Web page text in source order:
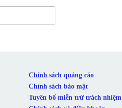
Chính sách quảng cáo
Chính sách bảo mật
Tuyên bố miễn trừ trách nhiệm